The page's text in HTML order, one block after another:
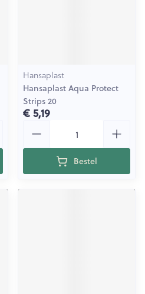
Hansaplast
Hansaplast Aqua Protect
Strips 20
€ 5,19
Bestel